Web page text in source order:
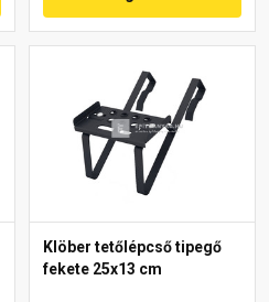
Klöber tetőlépcső tipegő
fekete 25x13 cm